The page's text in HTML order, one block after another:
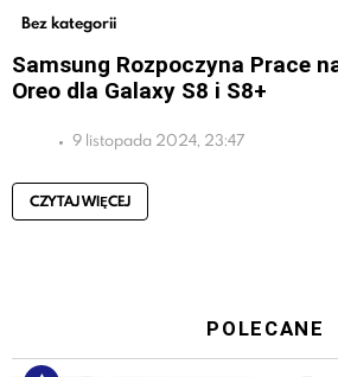
Bez kategorii
Samsung Rozpoczyna Prace
Oreo dla Galaxy S8 i S8+
9 listopada 2024, 23:47
CZYTAJ WIĘCEJ
POLECANE